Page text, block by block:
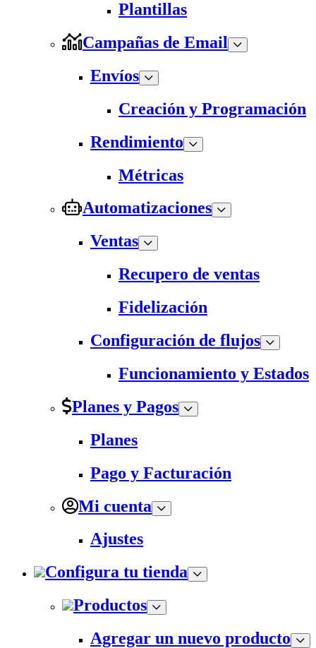
Plantillas
Campañas de Email
Envíos
Creación y Programación
Rendimiento
Métricas
Automatizaciones
Ventas
Recupero de ventas
Fidelización
Configuración de flujos
Funcionamiento y Estados
Planes y Pagos
Planes
Pago y Facturación
Mi cuenta
Ajustes
Configura tu tienda
Productos
Agregar un nuevo producto